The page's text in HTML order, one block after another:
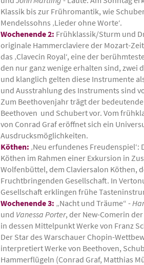
Klassik bis zur Frühromantik, wie
Mendelssohns ‚Lieder ohne Worte‘.
Wochenende 2: Frühklassik/Sturm und
originale Hammerclaviere der Mozart-
das ‚Clavecin Royal‘, eine der
den nur ganz wenige erhalten sind, zwei
und klanglich gelten diese Instrumente
und Ausstrahlung des Instruments sind
Zum Beethovenjahr trägt der
Beethoven und Schubert vor. Vom
von Conrad Graf eröffnet sich ein
Ausdrucksmöglichkeiten.
Köthen: ‚Neu erfundenes Freudenspiel‘:
Köthen im Rahmen einer Exkursion in
Wolfenbüttel, dem Claviersalon Köthen,
Fruchtbringenden Gesellschaft. In
Gesellschaft erklingen frühe
Wochenende 3: „Nacht und Träume“ -
und Vanessa Porter, der New-Comerin
in dessen Mittelpunkt Werke von Franz
Der Star des Warschauer Chopin-
interpretiert Werke von Beethoven,
Hammerflügeln (Conrad Graf, Matthias